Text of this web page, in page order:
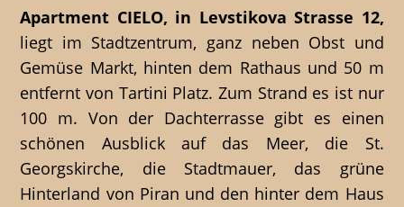
Apartment CIELO, in Levstikova Strasse 12,
liegt im Stadtzentrum, ganz neben Obst und
Gemüse Markt, hinten dem Rathaus und 50 m
entfernt von Tartini Platz. Zum Strand es ist nur
100 m. Von der Dachterrasse gibt es einen
schönen Ausblick auf das Meer, die St.
Georgskirche, die Stadtmauer, das grüne
Hinterland von Piran und den hinter dem Haus